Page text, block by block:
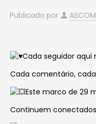
Publicado por
Cada seguidor aqui
Cada comentário,
Este marco de 29
Continuem